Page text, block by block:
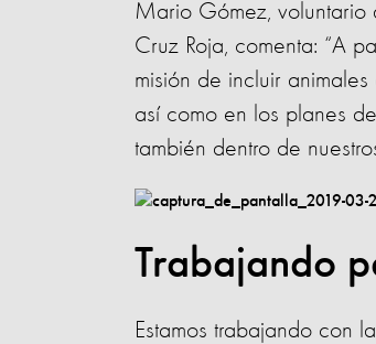
Mario Gómez, voluntario
Cruz Roja, comenta: “A
misión de incluir
así como en los planes
también dentro de
Trabajando
Estamos trabajando con